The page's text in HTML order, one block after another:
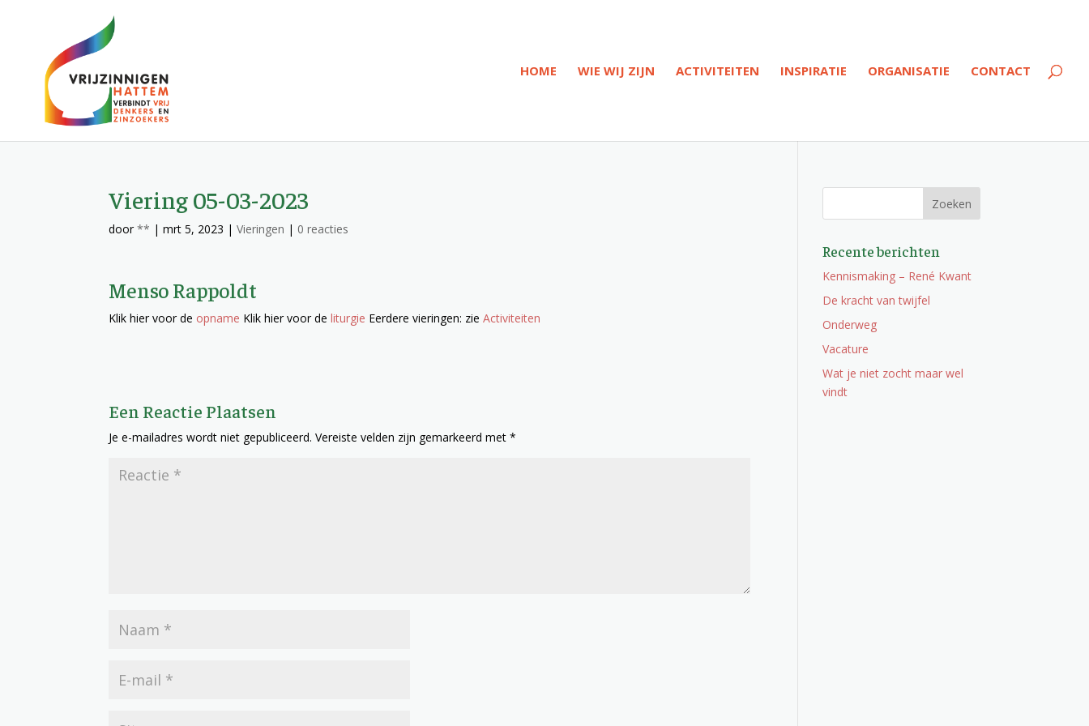
HOME WIE WIJ ZIJN ACTIVITEITEN INSPIRATIE ORGANISATIE CONTACT
Viering 05-03-2023
door** |mrt 5, 2023 |Vieringen | 0 reacties
Menso Rappoldt
Klik hier voor de opname Klik hier voor deliturgie Eerdere vieringen: zieActiviteiten
Een Reactie Plaatsen
Je e-mailadres wordt niet gepubliceerd. Vereiste velden zijn gemarkeerd met*
Recente berichten
Kennismaking – René Kwant
De kracht van twijfel
Onderweg
Vacature
Wat je niet zocht maar wel
vindt